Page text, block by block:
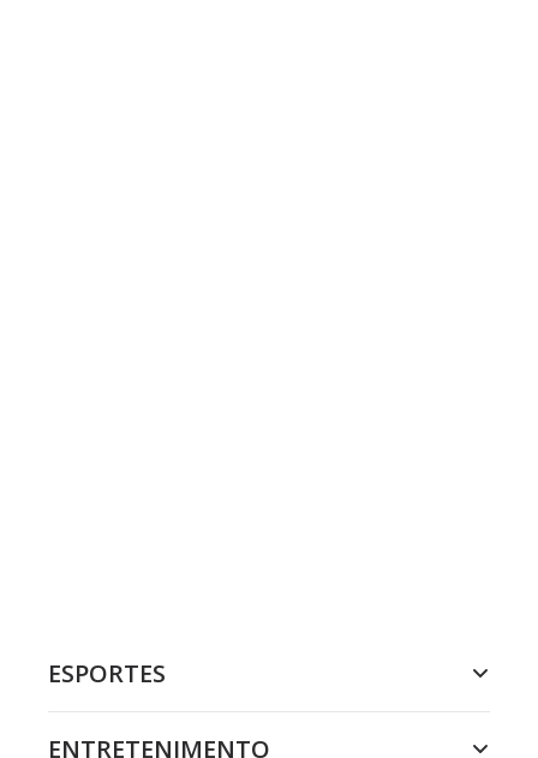
ESPORTES
ENTRETENIMENTO